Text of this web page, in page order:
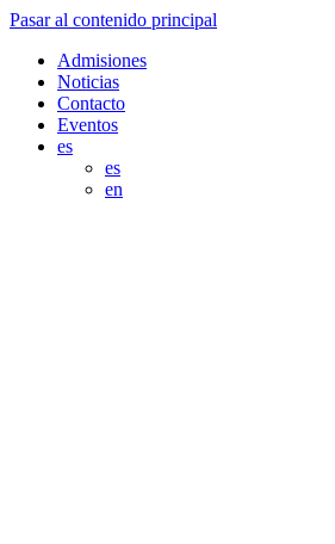
Pasar al contenido principal
Admisiones
Noticias
Contacto
Eventos
es
es
en